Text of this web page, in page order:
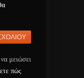
μειώσει
πώς